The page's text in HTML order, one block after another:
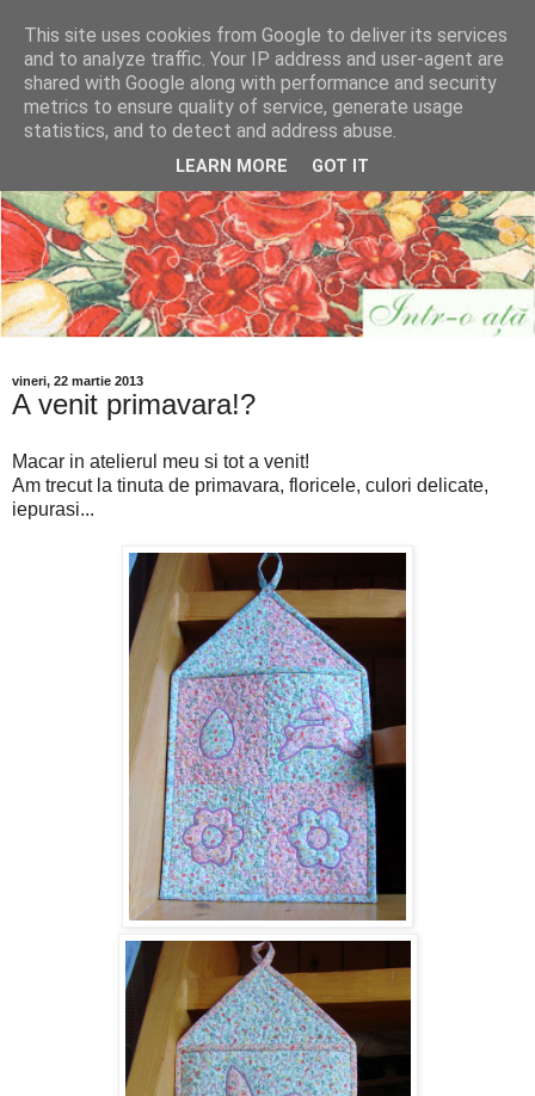
vineri, 22 martie 2013
A venit primavara!?
Macar in atelierul meu si tot a venit!
Am trecut la tinuta de primavara, floricele, culori delicate,
iepurasi...
This site uses cookies from Google to deliver its services
and to analyze traffic. Your IP address and user-agent are
shared with Google along with performance and security
metrics to ensure quality of service, generate usage
statistics, and to detect and address abuse.
LEARN MORE GOT IT